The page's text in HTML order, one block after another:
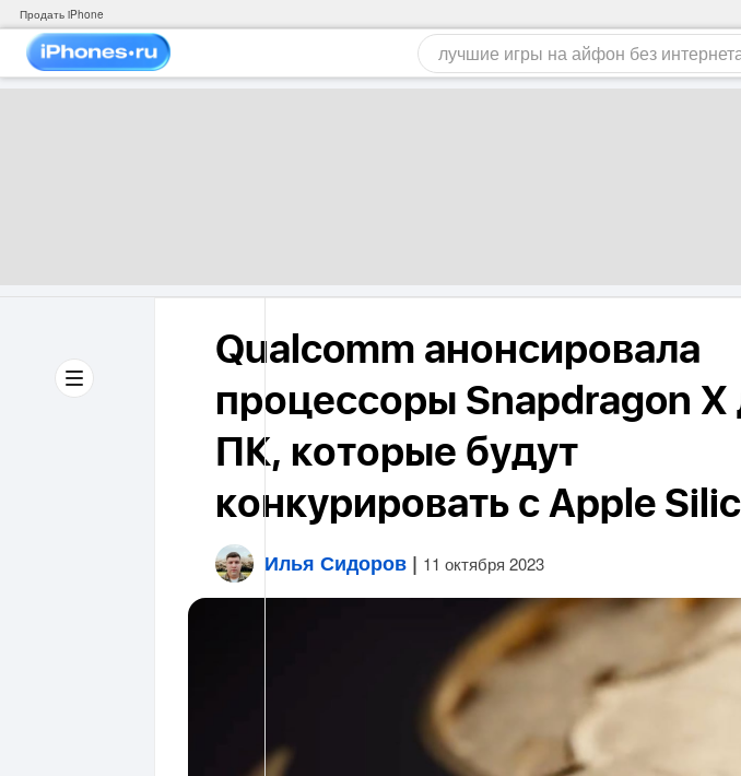
Продать iPhone
Qualcomm анонсировала
процессоры Snapdragon X
ПК, которые будут
конкурировать с Apple
Илья Сидоров | 11 октября 2023